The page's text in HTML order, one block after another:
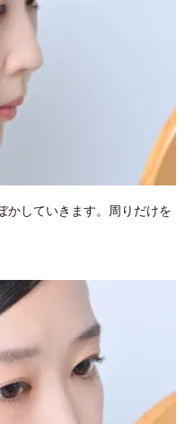
かしていきます。周りだけを